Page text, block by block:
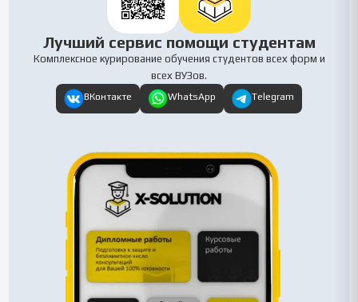
Лучший сервис помощи студентам
Комплексное курирование обучения студентов всех форм и
всех ВУЗов.
ВКонтакте WhatsApp Telegram